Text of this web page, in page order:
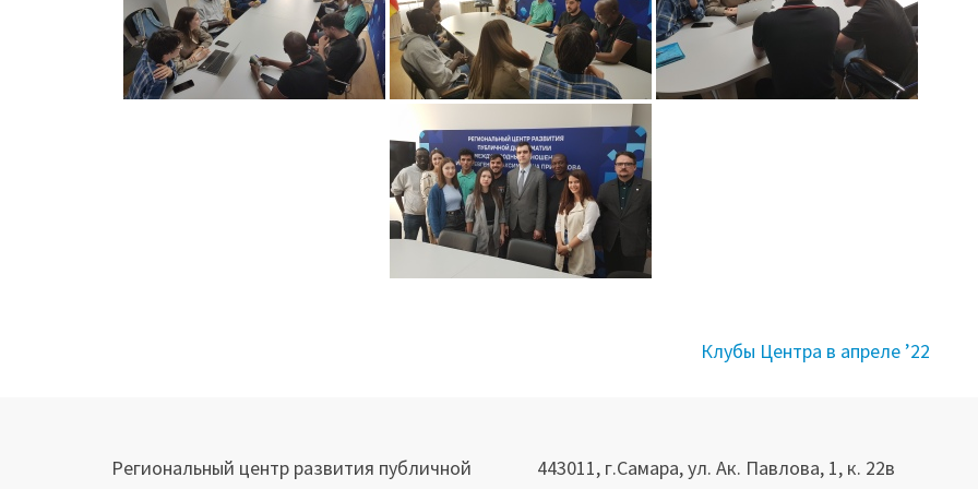
Клубы Центра в апреле ’22
Региональный центр развития публичной
443011, г.Самара, ул. Ак. Павлова, 1, к. 22в